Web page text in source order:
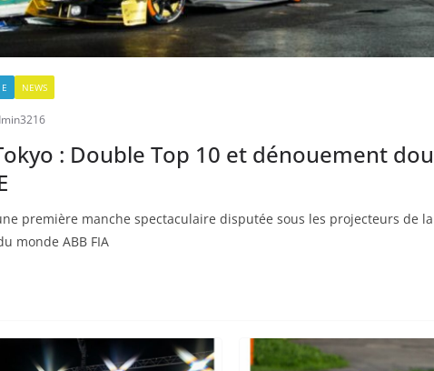
NEWS
: Double Top 10 et dénouement
première manche spectaculaire disputée sous les projecteurs de
monde ABB FIA